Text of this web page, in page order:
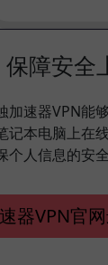
障安全
加速器VPN能
记本电脑上在
人信息的安全
器VPN官